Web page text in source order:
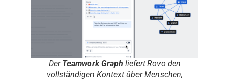
Der Teamwork Graph liefert Rovo den
vollständigen Kontext über Menschen,